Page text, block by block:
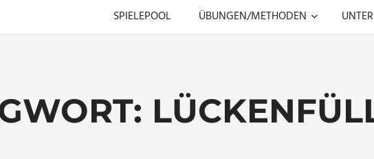
SPIELEPOOL ÜBUNGEN/METHODEN